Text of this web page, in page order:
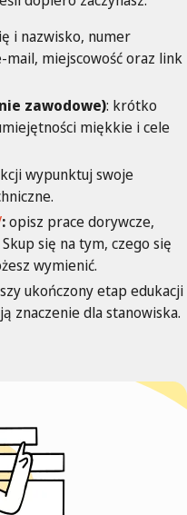
i nazwisko, numer
miejscowość oraz link
zawodowe): krótko
miękkie i cele
wypunktuj swoje
:opisz prace dorywcze,
się na tym, czego się
wymienić.
ukończony etap edukacji
znaczenie dla stanowiska.